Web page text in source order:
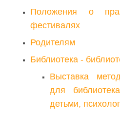
Положения о
фестивалях
Родителям
Библиотека -
Выставка
для
детьми,